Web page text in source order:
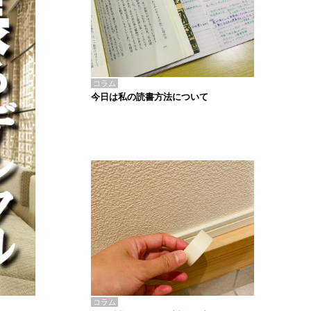
コラム
今日は私の読書方法について
コラム